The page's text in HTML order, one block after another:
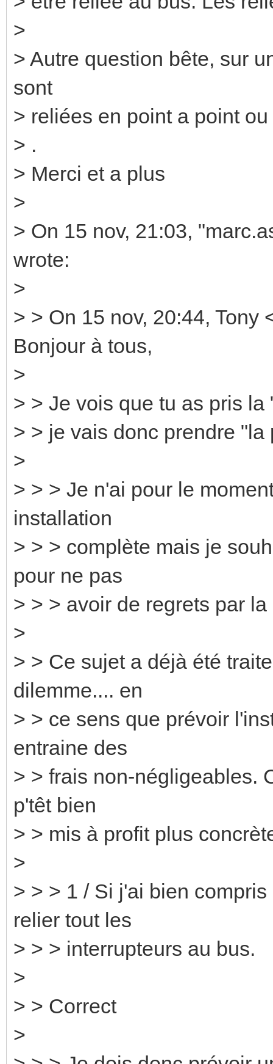
>
> Autre question bête, sur
sont
> reliées en point a point
> .
> Merci et a plus
>
> On 15 nov, 21:03,
wrote:
>
> > On 15 nov, 20:44, Tony
Bonjour à tous,
>
> > Je vois que tu as pris
> > je vais donc prendre
>
> > > Je n'ai pour le
installation
> > > complète mais je
pour ne pas
> > > avoir de regrets par la
>
> > Ce sujet a déjà été
dilemme.... en
> > ce sens que prévoir
entraine des
> > frais non-négligeables.
p'têt bien
> > mis à profit plus
>
> > > 1 / Si j'ai bien
relier tout les
> > > interrupteurs au bus.
>
> > Correct
>